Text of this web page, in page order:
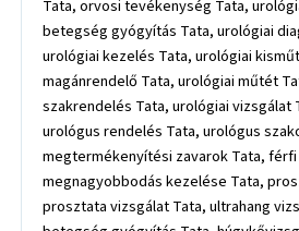
Tata, orvosi tevékenység Tata,
betegség gyógyítás Tata, urológiai
urológiai kezelés Tata, urológiai
magánrendelő Tata, urológiai műtét
szakrendelés Tata, urológiai vizsgálat
urológus rendelés Tata, urológus
megtermékenyítési zavarok Tata,
megnagyobbodás kezelése Tata,
prosztata vizsgálat Tata, ultrahang